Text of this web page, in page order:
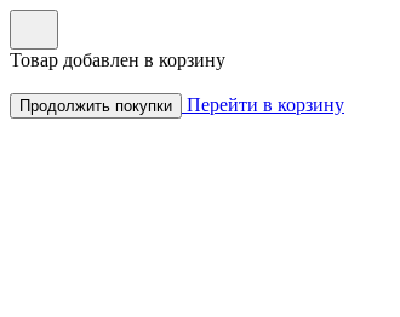
Товар добавлен в корзину
Продолжить покупки Перейти в корзину